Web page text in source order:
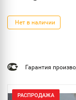
Нет в наличии
Гарантия
РАСПРОДАЖА